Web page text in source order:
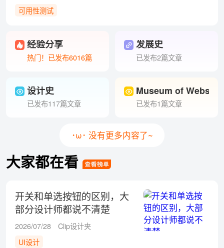
可用性测试
经验分享
热门！已发布6016篇
发展史
已发布2篇文章
设计史
已发布117篇文章
Museum of
已发布1篇文章
･ω･ 没有更多内容了~
大家都在看
开关和单选按钮的区别，大
部分设计师都说不清楚
2026/07/28
Clip设计夹
UI设计